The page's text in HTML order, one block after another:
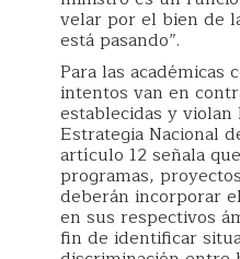
velar por el bien de
está pasando”.
Para las académicas
intentos van en
establecidas y violan
Estrategia Nacional
artículo 12 señala
programas,
deberán incorporar
en sus respectivos
fin de identificar